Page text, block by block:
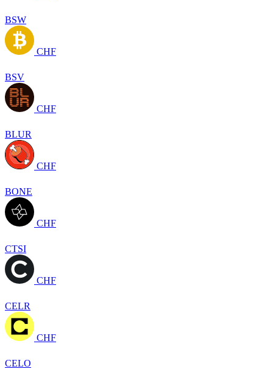
BSW
CHF
BSV
CHF
BLUR
CHF
BONE
CHF
CTSI
CHF
CELR
CHF
CELO